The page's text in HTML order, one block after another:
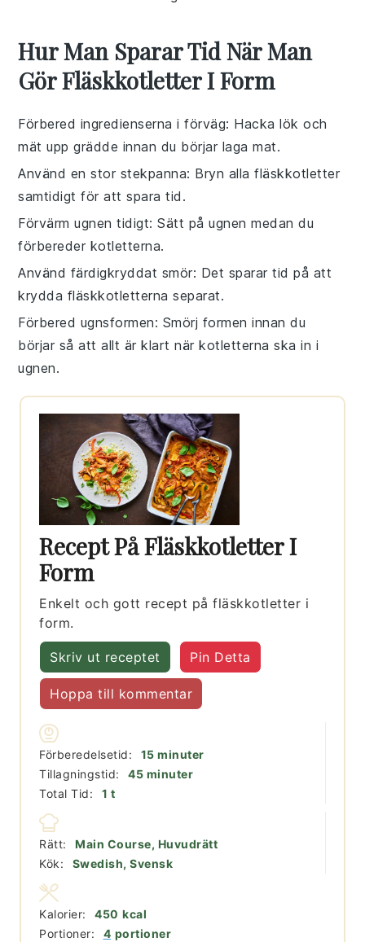
Hur Man Sparar Tid När Man
Gör Fläskkotletter I Form
Förbered ingredienserna i förväg: Hackalök och
mät uppgrädde innan du börjar laga mat.
Använd en stor stekpanna: Bryn allafläskkotletter
samtidigt för att spara tid.
Förvärm ugnen tidigt: Sätt på ugnen medan du
förbereder kotletterna.
Använd färdigkryddat smör: Det sparar tid på att
krydda fläskkotletterna separat.
Förbered ugnsformen: Smörj formen innan du
börjar så att allt är klart närkotletterna ska in i
ugnen.
Recept På Fläskkotletter I
Form
Enkelt och gott recept på fläskkotletter i
form.
Skriv ut receptet Pin Detta
Hoppa till kommentar
Förberedelsetid: 15minuter
minuter
Tillagningstid:
45minuter
minuter
Total Tid:
1 timme
t
Rätt:
Main Course, Huvudrätt
Kök:
Swedish, Svensk
Portioner: 4 portioner
Kalorier: 450 kcal